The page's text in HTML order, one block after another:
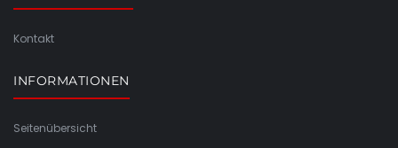
Kontakt
INFORMATIONEN
Seitenübersicht